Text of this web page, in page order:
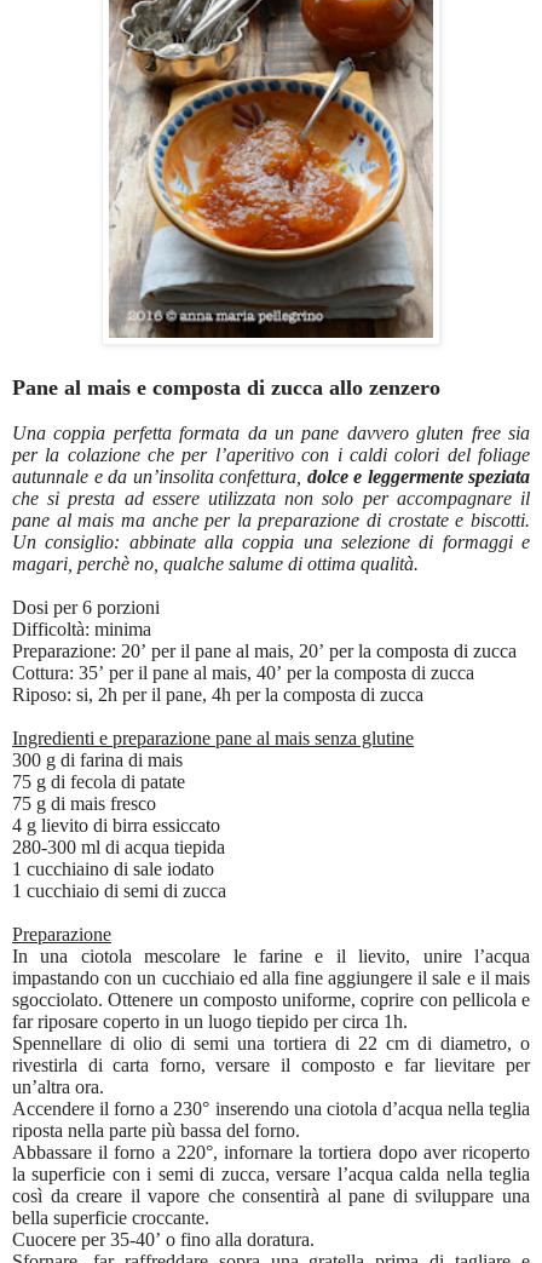
Pane al mais e composta di zucca allo zenzero
Una coppia perfetta formata da un pane davvero gluten free sia
per la colazione che per l’aperitivo con i caldi colori del foliage
autunnale e da un’insolita confettura, dolce e leggermente speziata
che si presta ad essere utilizzata non solo per accompagnare il
pane al mais ma anche per la preparazione di crostate e biscotti.
Un consiglio: abbinate alla coppia una selezione di formaggi e
magari, perchè no, qualche salume di ottima qualità.
Dosi per 6 porzioni
Difficoltà: minima
Preparazione: 20’ per il pane al mais, 20’ per la composta di zucca
Cottura: 35’ per il pane al mais, 40’ per la composta di zucca
Riposo: si, 2h per il pane, 4h per la composta di zucca
Ingredienti e preparazione pane al mais senza glutine
300 g di farina di mais
75 g di fecola di patate
75 g di mais fresco
4 g lievito di birra essiccato
280-300 ml di acqua tiepida
1 cucchiaino di sale iodato
1 cucchiaio di semi di zucca
Preparazione
In una ciotola mescolare le farine e il lievito, unire l’acqua
impastando con un cucchiaio ed alla fine aggiungere il sale e il mais
sgocciolato. Ottenere un composto uniforme, coprire con pellicola e
far riposare coperto in un luogo tiepido per circa 1h.
Spennellare di olio di semi una tortiera di 22 cm di diametro, o
rivestirla di carta forno, versare il composto e far lievitare per
un’altra ora.
Accendere il forno a 230° inserendo una ciotola d’acqua nella teglia
riposta nella parte più bassa del forno.
Abbassare il forno a 220°, infornare la tortiera dopo aver ricoperto
la superficie con i semi di zucca, versare l’acqua calda nella teglia
così da creare il vapore che consentirà al pane di sviluppare una
bella superficie croccante.
Cuocere per 35-40’ o fino alla doratura.